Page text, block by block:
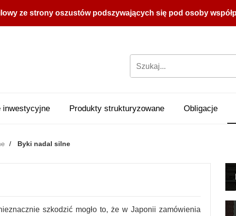
ze strony oszustów podszywających się pod osoby
inwestycyjne Produkty strukturyzowane Obligacje
Byki nadal silne
szkodzić mogło to, że w Japonii zamówienia